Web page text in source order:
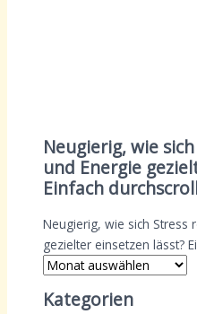
Neugierig, wie
und Energie
Einfach
Neugierig, wie sich Stress
gezielter einsetzen lässt?
Kategorien